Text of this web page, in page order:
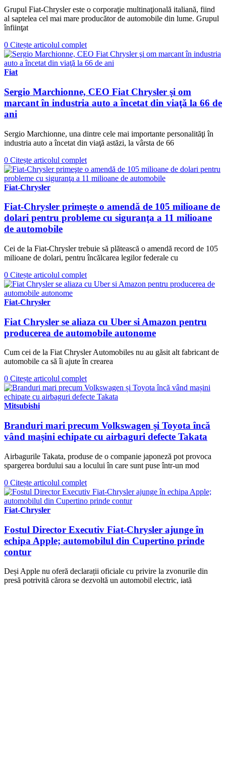
Grupul Fiat-Chrysler este o corporaţie multinaţională italiană, fiind
al saptelea cel mai mare producător de automobile din lume. Grupul
înfiinţat
0 Citește articolul complet
Fiat
Sergio Marchionne, CEO Fiat Chrysler şi om
marcant în industria auto a încetat din viaţă la 66 de
ani
Sergio Marchionne, una dintre cele mai importante personalităţi în
industria auto a încetat din viaţă astăzi, la vârsta de 66
0 Citește articolul complet
Fiat-Chrysler
Fiat-Chrysler primeşte o amendă de 105 milioane de
dolari pentru probleme cu siguranţa a 11 milioane
de automobile
Cei de la Fiat-Chrysler trebuie să plătească o amendă record de 105
milioane de dolari, pentru încălcarea legilor federale cu
0 Citește articolul complet
Fiat-Chrysler
Fiat Chrysler se aliaza cu Uber si Amazon pentru
producerea de automobile autonome
Cum cei de la Fiat Chrysler Automobiles nu au găsit alt fabricant de
automobile ca să îi ajute în crearea
0 Citește articolul complet
Mitsubishi
Branduri mari precum Volkswagen și Toyota încă
vând mașini echipate cu airbaguri defecte Takata
Airbagurile Takata, produse de o companie japoneză pot provoca
spargerea bordului sau a locului în care sunt puse într-un mod
0 Citește articolul complet
Fiat-Chrysler
Fostul Director Executiv Fiat-Chrysler ajunge în
echipa Apple; automobilul din Cupertino prinde
contur
Deși Apple nu oferă declarații oficiale cu privire la zvonurile din
presă potrivită cărora se dezvoltă un automobil electric, iată